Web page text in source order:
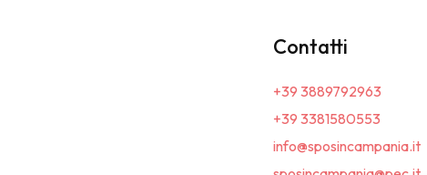
Contatti
+39 3889792963
+39 3381580553
info@sposincampania.it